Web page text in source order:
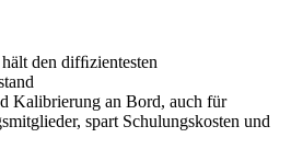
den difﬁzientesten
Kalibrierung an Bord, auch für
spart Schulungskosten und